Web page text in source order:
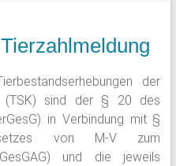
der
(TSK) sind der § 20 des
in Verbindung mit §
von M-V zum
und die jeweils